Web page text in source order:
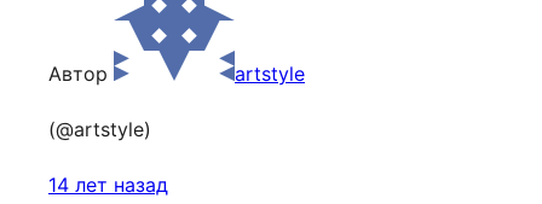
Автор artstyle
(@artstyle)
14 лет назад